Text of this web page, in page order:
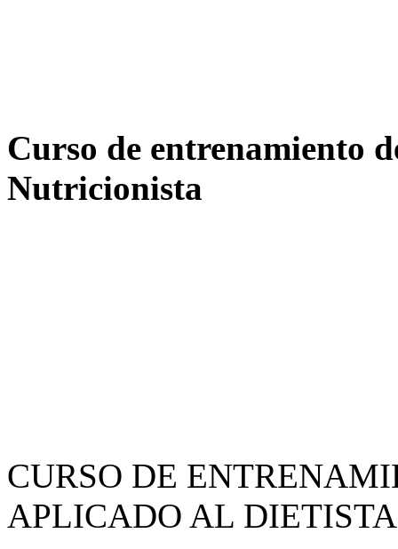
Curso de entrenamiento
Nutricionista
CURSO DE
APLICADO AL